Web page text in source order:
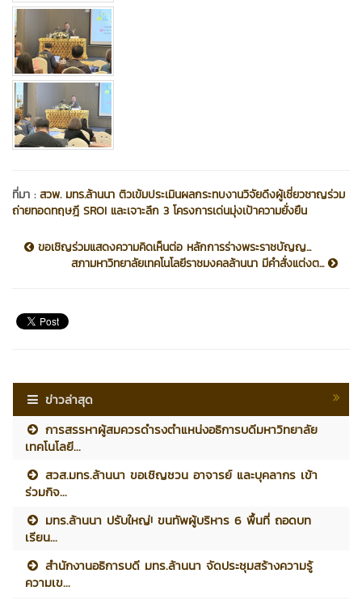
ที่มา :สวพ. มทร.ล้านนา ติวเข้มประเมินผลกระทบงานวิจัยดึงผู้เชี่ยวชาญร่วม
ถ่ายทอดทฤษฎี SROI และเจาะลึก 3 โครงการเด่นมุ่งเป้าความยั่งยืน
ขอเชิญร่วมแสดงความคิดเห็นต่อ หลักการร่างพระราชบัญญ...
สภามหาวิทยาลัยเทคโนโลยีราชมงคลล้านนา มีคำสั่งแต่งต...
ข่าวล่าสุด
การสรรหาผู้สมควรดำรงตำแหน่งอธิการบดีมหาวิทยาลัย
เทคโนโลยี...
สวส.มทร.ล้านนา ขอเชิญชวน อาจารย์ และบุคลากร เข้า
ร่วมกิจ...
มทร.ล้านนา ปรับใหญ่! ขนทัพผู้บริหาร 6 พื้นที่ ถอดบท
เรียน...
สำนักงานอธิการบดี มทร.ล้านนา จัดประชุมสร้างความรู้
ความเข...